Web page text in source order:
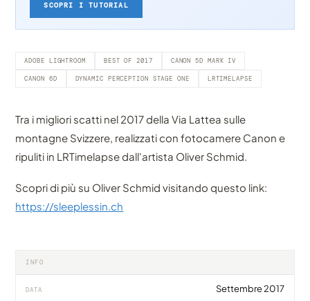
SCOPRI I TUTORIAL
ADOBE LIGHTROOM BEST OF 2017 CANON 5D MARK IV
CANON 6D DYNAMIC PERCEPTION STAGE ONE LRTIMELAPSE
Tra i migliori scatti nel 2017 della Via Lattea sulle
montagne Svizzere, realizzati con fotocamere Canon e
ripuliti in LRTimelapse dall'artista Oliver Schmid.
Scopri di più su Oliver Schmid visitando questo link:
https://sleeplessin.ch
INFO
DATA Settembre 2017